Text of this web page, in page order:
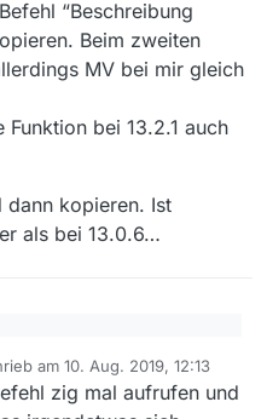
“Beschreibung
Beim zweiten
MV bei mir gleich
bei 13.2.1 auch
dann kopieren. Ist
als bei 13.0.6…
kleine Inhaltsbeschreibung,
markieren und nichts
Befehl “Beschreibung
kopieren. Beim zweiten
am 10. Aug. 2019, 12:13
editiert von
zig mal aufrufen und